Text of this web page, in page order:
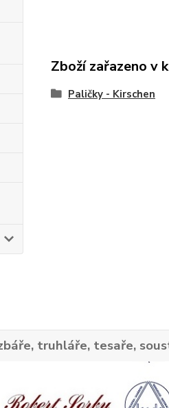
Zboží zařazeno v
Paličky - Kirschen
truhláře, tesaře,